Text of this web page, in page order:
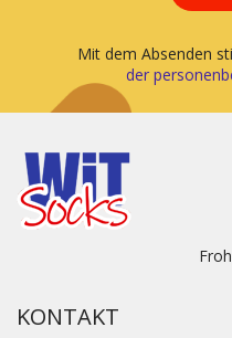
Mit dem Absenden
der
KONTAKT